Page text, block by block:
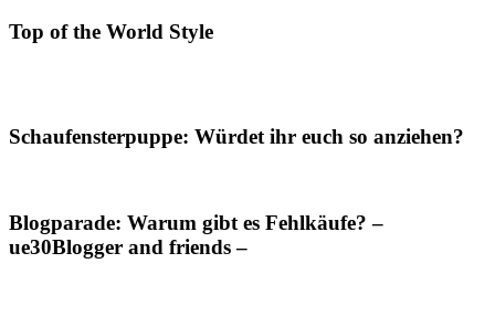
Top of the World Style
Schaufensterpuppe: Würdet ihr euch so anziehen?
Blogparade: Warum gibt es Fehlkäufe? –
ue30Blogger and friends –